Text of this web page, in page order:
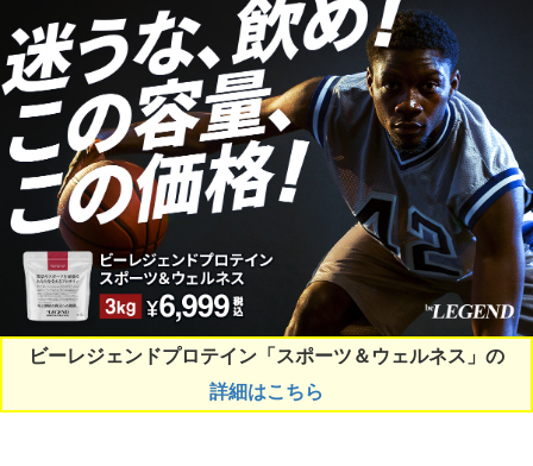
ビーレジェンドプロテイン「スポーツ＆ウェルネス」の
詳細はこちら